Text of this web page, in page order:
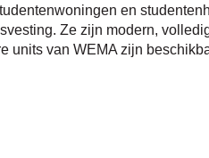
en
Ze zijn modern,
units van WEMA zijn